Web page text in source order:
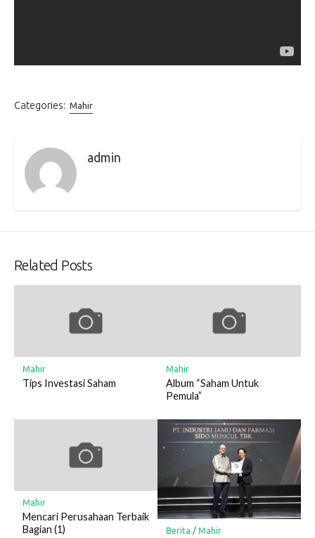
Categories: Mahir
admin
Related Posts
Mahir
Tips Investasi Saham
Mahir
Album “Saham Untuk
Pemula”
Mahir
Mencari Perusahaan Terbaik
Bagian (1)
Berita / Mahir